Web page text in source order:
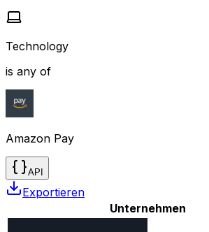
Technology
is any of
Amazon Pay
API
Exportieren
Unternehmen